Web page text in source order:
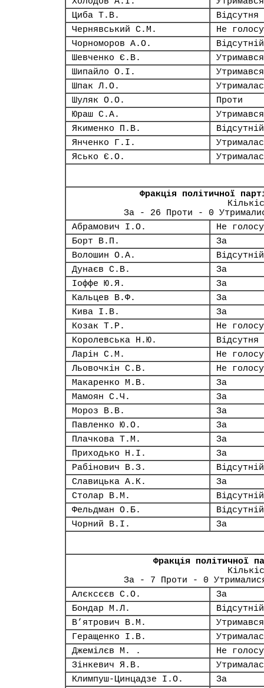
Циба Т.В.
Відсутня
Чернявський С.М.
Не
Чорноморов А.О.
Відсутній
Шевченко Є.В.
Утримався
Шипайло О.І.
Утримався
Шпак Л.О.
Шуляк О.О.
Проти
Юраш С.А.
Утримався
Якименко П.В.
Відсутній
Янченко Г.І.
Ясько Є.О.
Фракція політичної
За - 26 Проти - 0
Абрамович І.О.
Не
Борт В.П.
За
Волошин О.А.
Відсутній
Дунаєв С.В.
За
Іоффе Ю.Я.
За
Кальцев В.Ф.
За
Кива І.В.
За
Козак Т.Р.
Не
Королевська Н.Ю.
Відсутня
Ларін С.М.
Не
Льовочкін С.В.
Не
Макаренко М.В.
За
Мамоян С.Ч.
За
Мороз В.В.
За
Павленко Ю.О.
За
Плачкова Т.М.
За
Приходько Н.І.
За
Рабінович В.З.
Відсутній
Славицька А.К.
За
Столар В.М.
Відсутній
Фельдман О.Б.
Відсутній
Чорний В.І.
За
Фракція політичної
За - 7 Проти - 0
Алєксєєв С.О.
За
Бондар М.Л.
Відсутній
В’ятрович В.М.
Утримався
Геращенко І.В.
Джемілєв М. .
Не
Зінкевич Я.В.
Климпуш-Цинцадзе І.О.
За